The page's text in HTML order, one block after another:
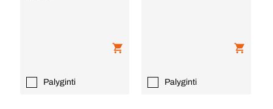
Palyginti Palyginti